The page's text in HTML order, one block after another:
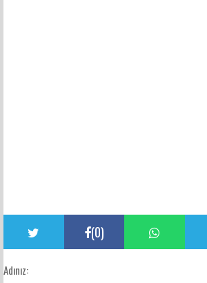
(0)
Adınız: